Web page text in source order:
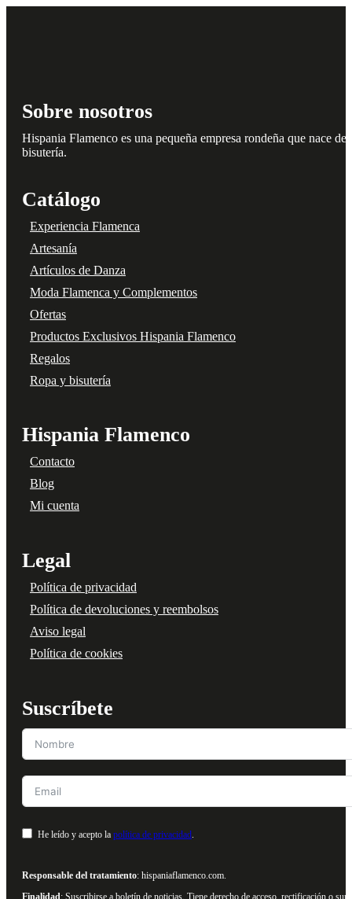
Sobre nosotros
Hispania Flamenco es una pequeña empresa rondeña que nace
bisutería.
Catálogo
Experiencia Flamenca
Artesanía
Artículos de Danza
Moda Flamenca y Complementos
Ofertas
Productos Exclusivos Hispania Flamenco
Regalos
Ropa y bisutería
Hispania Flamenco
Contacto
Blog
Mi cuenta
Legal
Política de privacidad
Política de devoluciones y reembolsos
Aviso legal
Política de cookies
Suscríbete
He leído y acepto la política de privacidad
Responsable del tratamiento: hispaniaflamenco.com.
Finalidad: Suscribirse a boletín de noticias. Tiene derecho de acceso, rectificación o